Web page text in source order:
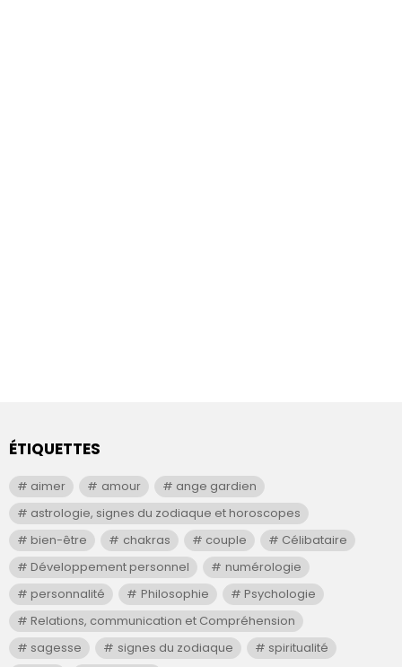
ÉTIQUETTES
aimer amour
ange gardien
astrologie, signes du zodiaque et horoscopes
bien-être
chakras couple
Célibataire
Développement personnel
numérologie
personnalité
Philosophie
Psychologie
Relations, communication et Compréhension
sagesse
signes du zodiaque
spiritualité